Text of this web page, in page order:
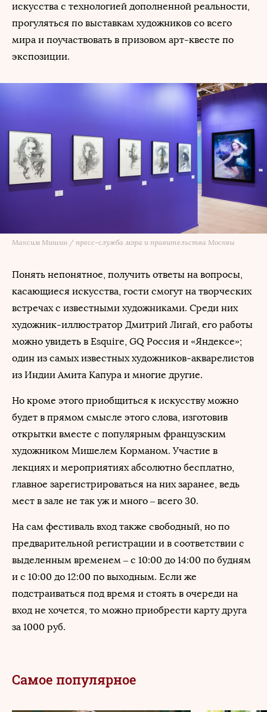
искусства с технологией дополненной реальности,
прогуляться по выставкам художников со всего
мира и поучаствовать в призовом арт-квесте по
экспозиции.
Максим Мишин / пресс-служба мэра и правительства Москвы
Понять непонятное, получить ответы на вопросы,
касающиеся искусства, гости смогут на творческих
встречах с известными художниками. Среди них
художник-иллюстратор Дмитрий Лигай, его работы
можно увидеть в Esquire, GQ Россия и «Яндексе»;
один из самых известных художников-акварелистов
из Индии Амита Капура и многие другие.
Но кроме этого приобщиться к искусству можно
будет в прямом смысле этого слова, изготовив
открытки вместе с популярным французским
художником Мишелем Корманом. Участие в
лекциях и мероприятиях абсолютно бесплатно,
главное зарегистрироваться на них заранее, ведь
мест в зале не так уж и много – всего 30.
На сам фестиваль вход также свободный, но по
предварительной регистрации и в соответствии с
выделенным временем – с 10:00 до 14:00 по будням
и с 10:00 до 12:00 по выходным. Если же
подстраиваться под время и стоять в очереди на
вход не хочется, то можно приобрести карту друга
за 1000 руб.
Самое популярное